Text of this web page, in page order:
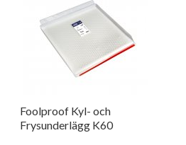
Foolproof Kyl- och
Frysunderlägg K60